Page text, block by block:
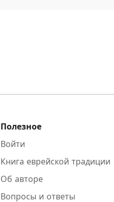
Полезное
Войти
Книга еврейской традиции
Об авторе
Вопросы и ответы